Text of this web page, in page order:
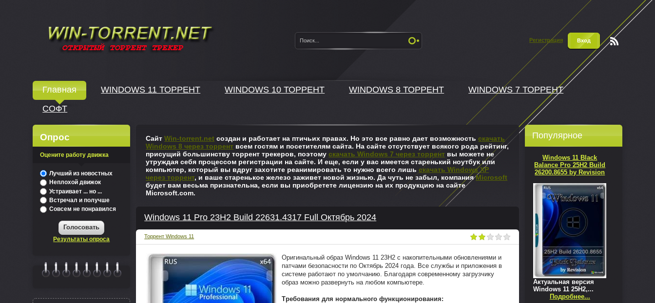
Регистрация Вход
Главная WINDOWS 11 ТОРРЕНТ WINDOWS 10 ТОРРЕНТ WINDOWS 8 ТОРРЕНТ
WINDOWS 7 ТОРРЕНТ
СОФТ
СайтWin-torrent.net создан и работает на птичьих правах. Но это все равно дает возможностьскачать
Windows 8 через торрент всем гостям и посетителям сайта. На сайте отсутствует всякого рода рейтинг,
присущий большинству торрент трекеров, поэтомускачать Windows 7 через торрент вы можете не
утруждая себя процессом регистрации на сайте. И еще, если у вас имеется старенький ноутбук или
компьютер, который вы вдруг захотите реанимировать то нужно всего лишьскачать Windows XP
через торрент, и ваше старенькое железо заживет новой жизнью. Да чуть не забыл, компанияMicrosoft
будет вам весьма признательна, если вы приобретете лицензию на их продукцию на сайте
Microsoft.com.
Windows 11 Pro 23H2 Build 22631.4317 Full Октябрь 2024
Торрент Windows 11
Оригинальный образ Windows 11 23H2 с накопительными обновлениями и
патчами безопасности по Октябрь 2024 года. Все службы и приложения в
системе работают по умолчанию. Благодаря современному загрузчику
образ можно развернуть на любом компьютере.
Требования для нормального функционирования:
Популярное
Windows 11 Black
Balance Pro 25H2 Build
26200.8655 by Revision
Актуальная версия
Windows 11 25H2,...
Подробнее...
Опрос
Оцените работу движка
Лучший из новостных
Неплохой движок
Устраивает ... но ...
Встречал и получше
Совсем не понравился
Голосовать
Результаты опроса